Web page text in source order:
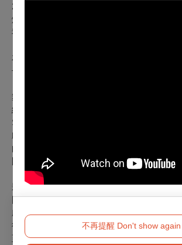
不再提醒 Don't show again
2017年以田馥甄╳莎妹劇團的《小夜曲》
燈光設計專業組金獎。劇場作品包含影想文
我的阿爸和卡桑》，樂戲創製《熱帶天使
《阮是廖添丁》、《我為你押韻-情歌
友 1&2》，動見体《如此美好》、《美好
子-新生版》，紅潮劇集《瑪莉皇后的禮服》
舞台設計
紐約大學蒂許藝術學院劇場及電影設計碩士
School of the Arts Design for Stage and
戲劇學系學士，主修劇場舞台及電影美術
的劇場舞台及電影廣告美術設計，近年跨
間設計及共同創作，致力於影像、物件與空
影像設計／羅士翔
國立臺北藝術大學新媒體藝術研究所畢業
劇場藝術學系兼任講師。專業多媒體影像
術及空間投影創作參與臺灣各大型展演及
至商業領域，從現代戲劇、傳統戲曲、音樂